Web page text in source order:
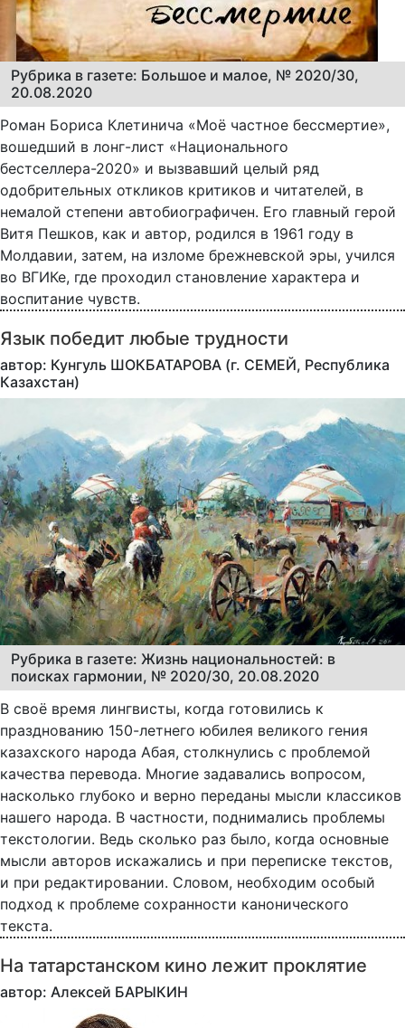
Рубрика в газете: Большое и малое, № 2020/30,
20.08.2020
Роман Бориса Клетинича «Моё частное бессмертие»,
вошедший в лонг-лист «Национального
бестселлера-2020» и вызвавший целый ряд
одобрительных откликов критиков и читателей, в
немалой степени автобиографичен. Его главный герой
Витя Пешков, как и автор, родился в 1961 году в
Молдавии, затем, на изломе брежневской эры, учился
во ВГИКе, где проходил становление характера и
воспитание чувств.
Язык победит любые трудности
автор: Кунгуль ШОКБАТАРОВА (г. СЕМЕЙ, Республика
Казахстан)
Рубрика в газете: Жизнь национальностей: в
поисках гармонии, № 2020/30, 20.08.2020
В своё время лингвисты, когда готовились к
празднованию 150-летнего юбилея великого гения
казахского народа Абая, столкнулись с проблемой
качества перевода. Многие задавались вопросом,
насколько глубоко и верно переданы мысли классиков
нашего народа. В частности, поднимались проблемы
текстологии. Ведь сколько раз было, когда основные
мысли авторов искажались и при переписке текстов,
и при редактировании. Словом, необходим особый
подход к проблеме сохранности канонического
текста.
На татарстанском кино лежит проклятие
автор: Алексей БАРЫКИН